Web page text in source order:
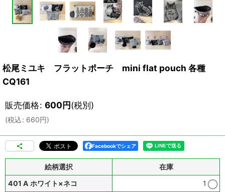
松尾ミユキ フラットポーチ mini flat pouch 各種
CQ161
販売価格: 600円(税別)
(税込: 660円)
Facebookでシェア
絵柄選択
在庫
401 A ホワイト×ネコ
1